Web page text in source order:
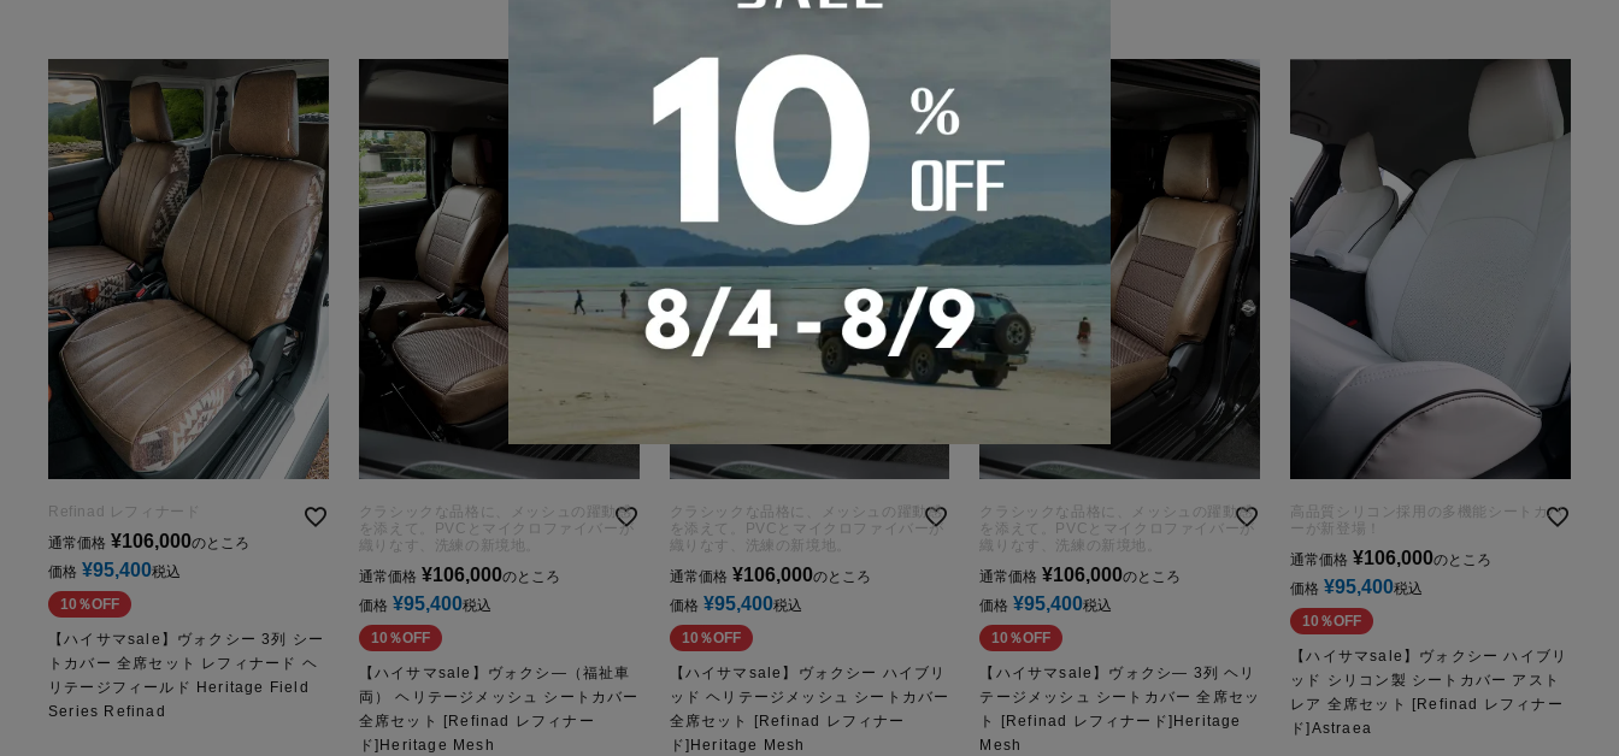
Refinad レフィナード
通常価格 ¥106,000のところ
価格 ¥95,400税込
10％OFF
【ハイサマsale】ヴォクシー 3列 シー
トカバー 全席セット レフィナード ヘ
リテージフィールド Heritage Field
Series Refinad
クラシックな品格に、メッシュの躍動感
を添えて。PVCとマイクロファイバーが
織りなす、洗練の新境地。
通常価格 ¥106,000のところ
価格 ¥95,400税込
10％OFF
【ハイサマsale】ヴォクシ―（福祉車
両） ヘリテージメッシュ シートカバー
全席セット [Refinad レフィナー
ド]Heritage Mesh
クラシックな品格に、メッシュの躍動感
を添えて。PVCとマイクロファイバーが
織りなす、洗練の新境地。
通常価格 ¥106,000のところ
価格 ¥95,400税込
10％OFF
【ハイサマsale】ヴォクシー ハイブリ
ッド ヘリテージメッシュ シートカバー
全席セット [Refinad レフィナー
ド]Heritage Mesh
クラシックな品格に、メッシュの躍動感
を添えて。PVCとマイクロファイバーが
織りなす、洗練の新境地。
通常価格 ¥106,000のところ
価格 ¥95,400税込
10％OFF
【ハイサマsale】ヴォクシ― 3列 ヘリ
テージメッシュ シートカバー 全席セッ
ト [Refinad レフィナード]Heritage
Mesh
高品質シリコン採用の多機能シートカバ
ーが新登場！
通常価格 ¥106,000のところ
価格 ¥95,400税込
10％OFF
【ハイサマsale】ヴォクシー ハイブリ
ッド シリコン製 シートカバー アスト
レア 全席セット [Refinad レフィナー
ド]Astraea